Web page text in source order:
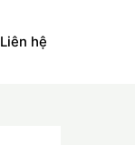
Liên hệ